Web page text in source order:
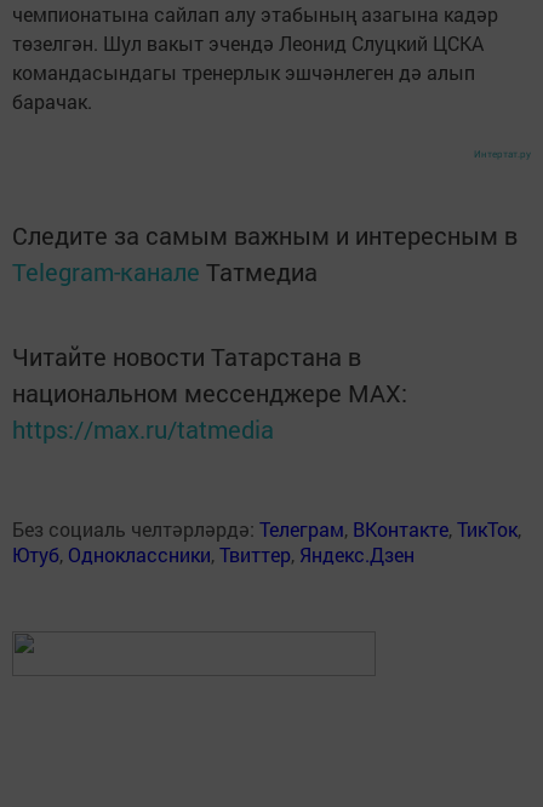
чемпионатына сайлап алу этабының азагына кадәр
төзелгән. Шул вакыт эчендә Леонид Слуцкий ЦСКА
командасындагы тренерлык эшчәнлеген дә алып
барачак.
Интертат.ру
Следите за самым важным и интересным в
Telegram-канале Татмедиа
Читайте новости Татарстана в
национальном мессенджере MАХ:
https://max.ru/tatmedia
Без социаль челтәрләрдә: Телеграм, ВКонтакте,ТикТок,
Ютуб, Одноклассники,Твиттер, Яндекс.Дзен